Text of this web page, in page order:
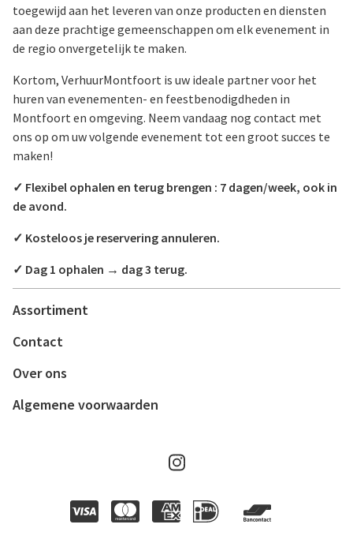
toegewijd aan het leveren van onze producten en diensten
aan deze prachtige gemeenschappen om elk evenement in
de regio onvergetelijk te maken.
Kortom, VerhuurMontfoort is uw ideale partner voor het
huren van evenementen- en feestbenodigdheden in
Montfoort en omgeving. Neem vandaag nog contact met
ons op om uw volgende evenement tot een groot succes te
maken!
✓ Flexibel ophalen en terug brengen : 7 dagen/week, ook in
de avond.
✓ Kosteloos je reservering annuleren.
✓ Dag 1 ophalen → dag 3 terug.
Assortiment
Contact
Over ons
Algemene voorwaarden